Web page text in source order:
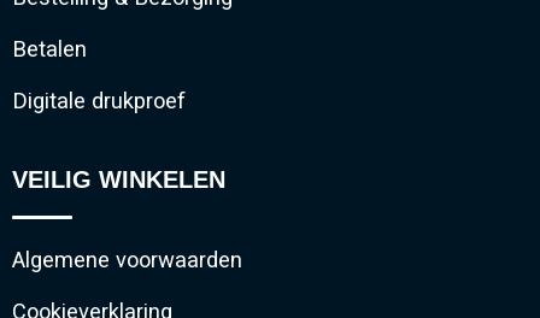
Betalen
Digitale drukproef
VEILIG WINKELEN
Algemene voorwaarden
Cookieverklaring